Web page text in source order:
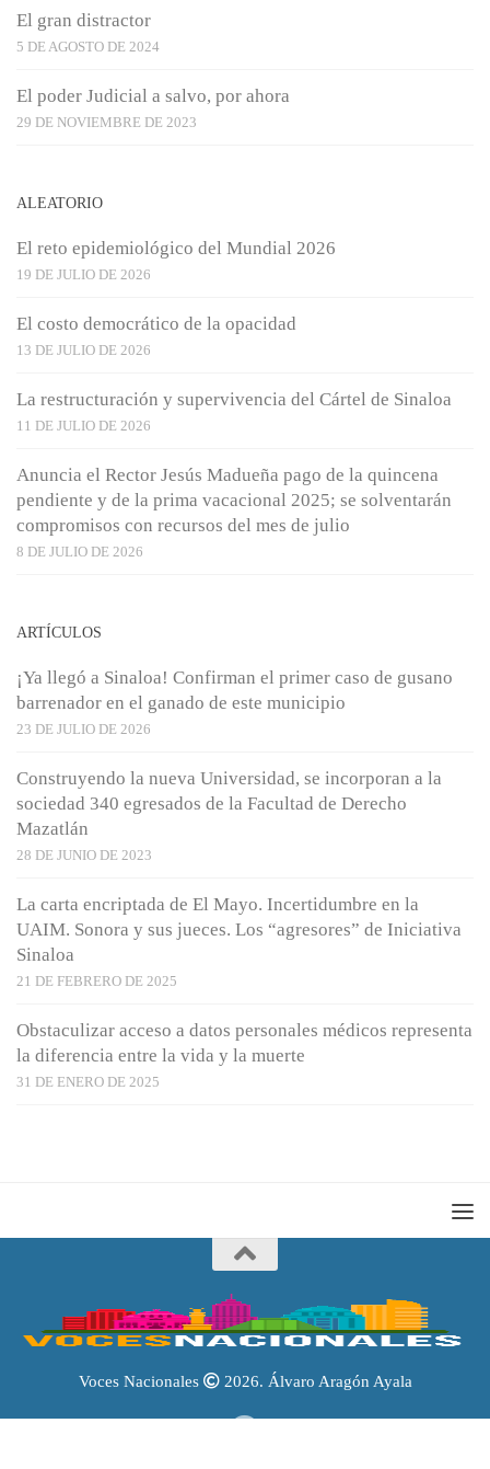
El gran distractor
5 DE AGOSTO DE 2024
El poder Judicial a salvo, por ahora
29 DE NOVIEMBRE DE 2023
ALEATORIO
El reto epidemiológico del Mundial 2026
19 DE JULIO DE 2026
El costo democrático de la opacidad
13 DE JULIO DE 2026
La restructuración y supervivencia del Cártel de Sinaloa
11 DE JULIO DE 2026
Anuncia el Rector Jesús Madueña pago de la quincena
pendiente y de la prima vacacional 2025; se solventarán
compromisos con recursos del mes de julio
8 DE JULIO DE 2026
ARTÍCULOS
¡Ya llegó a Sinaloa! Confirman el primer caso de gusano
barrenador en el ganado de este municipio
23 DE JULIO DE 2026
Construyendo la nueva Universidad, se incorporan a la
sociedad 340 egresados de la Facultad de Derecho
Mazatlán
28 DE JUNIO DE 2023
La carta encriptada de El Mayo. Incertidumbre en la
UAIM. Sonora y sus jueces. Los “agresores” de Iniciativa
Sinaloa
21 DE FEBRERO DE 2025
Obstaculizar acceso a datos personales médicos representa
la diferencia entre la vida y la muerte
31 DE ENERO DE 2025
Voces Nacionales 2026. Álvaro Aragón Ayala